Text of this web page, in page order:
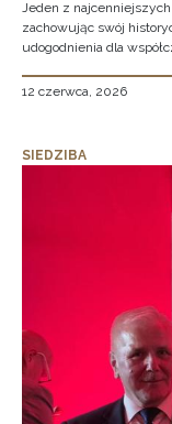
Jeden z
zachowując swój
udogodnienia dla
12 czerwca, 2026
SIEDZIBA